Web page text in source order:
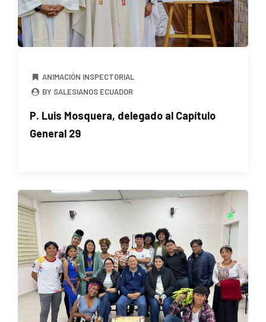
ANIMACIÓN INSPECTORIAL
BY SALESIANOS ECUADOR
P. Luis Mosquera, delegado al Capítulo
General 29